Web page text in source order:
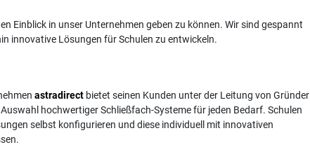
Einblick in unser Unternehmen geben zu können. Wir sind gespannt
innovative Lösungen für Schulen zu entwickeln.
astradirect bietet seinen Kunden unter der Leitung von Gründer
hochwertiger Schließfach-Systeme für jeden Bedarf. Schulen
selbst konfigurieren und diese individuell mit innovativen